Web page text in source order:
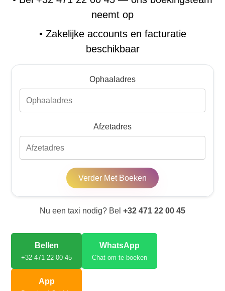
neemt op
• Zakelijke accounts en facturatie
beschikbaar
Ophaaladres
Afzetadres
Verder Met Boeken
Nu een taxi nodig? Bel +32 471 22 00 45
Bellen
+32 471 22 00 45
WhatsApp
Chat om te boeken
App